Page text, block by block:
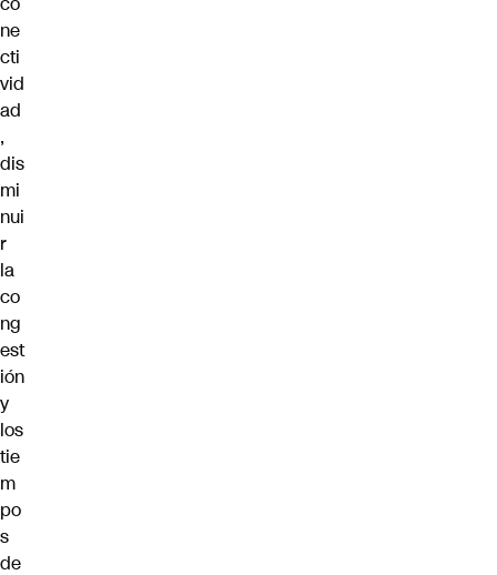
ne
cti
vid
ad
,
dis
mi
nui
r
la
co
ng
est
ión
y
los
tie
m
po
s
de